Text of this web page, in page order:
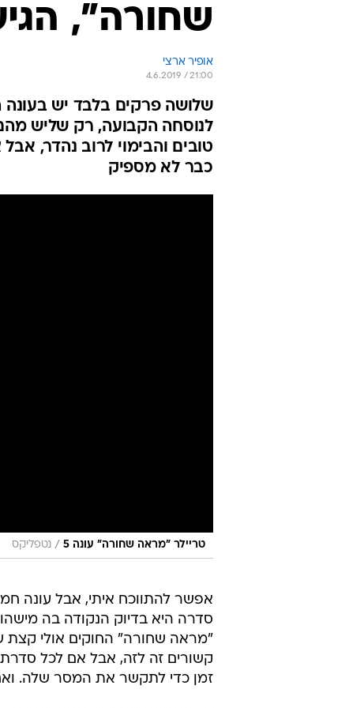
שחורה",
אופיר ארצי
4.6.2019 / 21:00
שלושה פרקים בלבד יש
לנוסחה הקבועה, רק שליש
טובים והבימוי לרוב נהדר,
כבר לא מספיק
טריילר "מראה שחורה" עונה 5 / נטפליקס
אפשר להתווכח איתי, אבל עונה
סדרה היא בדיוק הנקודה בה
"מראה שחורה" החוקים אולי קצת
קשורים זה לזה, אבל אם לכל סדרת
זמן כדי לתקשר את המסר שלה.